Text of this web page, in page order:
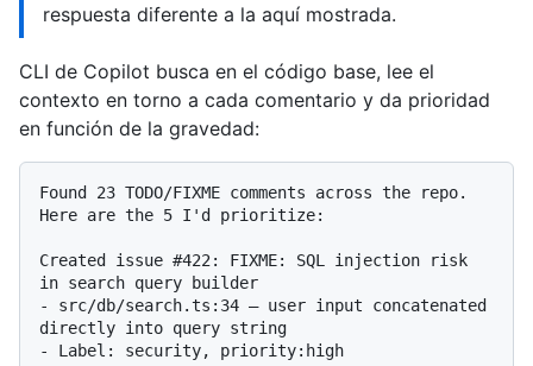
respuesta diferente a la aquí mostrada.
CLI de Copilot busca en el código base, lee el
contexto en torno a cada comentario y da prioridad
en función de la gravedad:
Found 23 TODO/FIXME comments across the repo.
Here are the 5 I'd prioritize:
Created issue #422: FIXME: SQL injection risk
in search query builder
- src/db/search.ts:34 — user input concatenated
directly into query string
- Label: security, priority:high